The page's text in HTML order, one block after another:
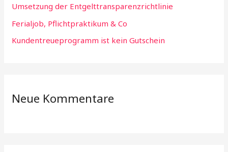
:Umsetzung der Entgelttransparenzrichtlinie
Ferialjob, Pflichtpraktikum & Co
Kundentreueprogramm ist kein Gutschein
Neue Kommentare